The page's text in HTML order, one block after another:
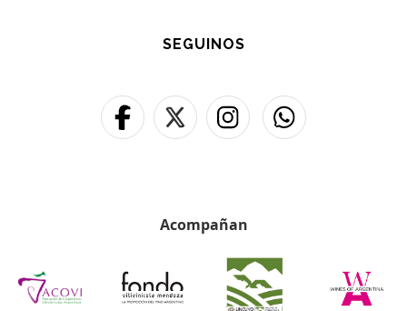
SEGUINOS
Acompañan